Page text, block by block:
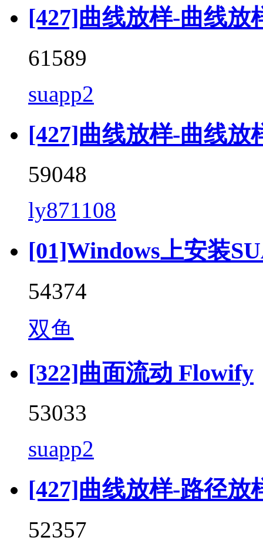
[427]曲线放样-曲线放
61589
suapp2
[427]曲线放样-曲线放
59048
ly871108
[01]Windows上安装
54374
双鱼
[322]曲面流动 Flowify
53033
suapp2
[427]曲线放样-路径放
52357